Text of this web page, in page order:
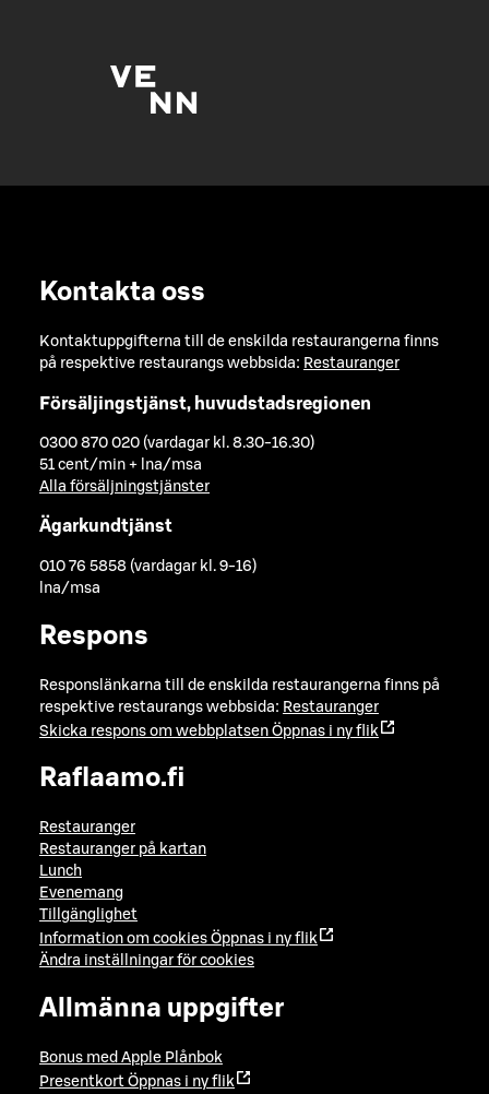
Kontakta oss
Kontaktuppgifterna till de enskilda restaurangerna finns
på respektive restaurangs webbsida: Restauranger
Försäljingstjänst, huvudstadsregionen
0300 870 020 (vardagar kl. 8.30-16.30)
51 cent/min + lna/msa
Alla försäljningstjänster
Ägarkundtjänst
010 76 5858 (vardagar kl. 9-16)
lna/msa
Respons
Responslänkarna till de enskilda restaurangerna finns på
respektive restaurangs webbsida: Restauranger
Skicka respons om webbplatsen Öppnas i ny flik
Raflaamo.fi
Restauranger
Restauranger på kartan
Lunch
Evenemang
Tillgänglighet
Information om cookies Öppnas i ny flik
Ändra inställningar för cookies
Allmänna uppgifter
Bonus med Apple Plånbok
Presentkort Öppnas i ny flik